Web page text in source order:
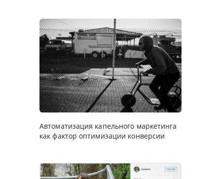
Автоматизация капельного маркетинга
как фактор оптимизации конверсии